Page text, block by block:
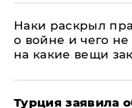
Наки раскрыл
о войне и чего
на какие вещи
Турция заявила